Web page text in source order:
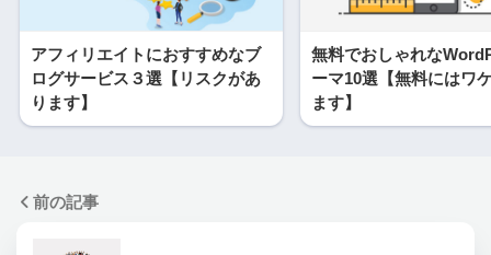
アフィリエイトにおすすめなブ
ログサービス３選【リスクがあ
ります】
無料でおしゃれな
ーマ10選【無料にはワ
ます】
前の記事